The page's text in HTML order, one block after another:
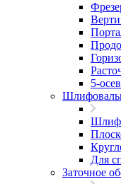
5-
Для
Заточное